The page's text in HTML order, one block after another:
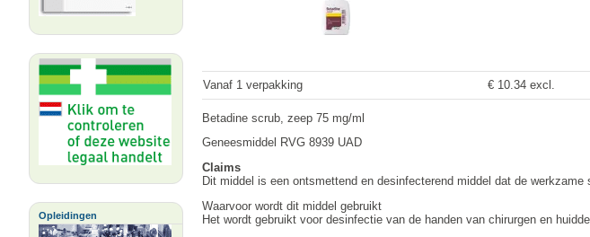
Opleidingen
Vanaf 1 verpakking € 10.34 excl.
Betadine scrub, zeep 75 mg/ml
Geneesmiddel RVG 8939 UAD
Claims
Dit middel is een ontsmettend en desinfecterend middel dat de
Waarvoor wordt dit middel gebruikt
Het wordt gebruikt voor desinfectie van de handen van chirurgen en